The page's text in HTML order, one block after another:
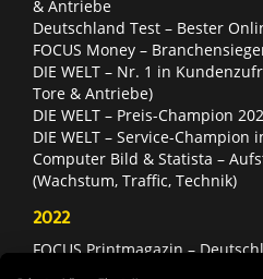
& Antriebe
Deutschland Test – Bester
FOCUS Money –
DIE WELT – Nr. 1 in
Tore & Antriebe)
DIE WELT – Preis-Champion
DIE WELT – Service-
Computer Bild & Statista –
(Wachstum, Traffic, Technik)
2022
FOCUS Printmagazin –